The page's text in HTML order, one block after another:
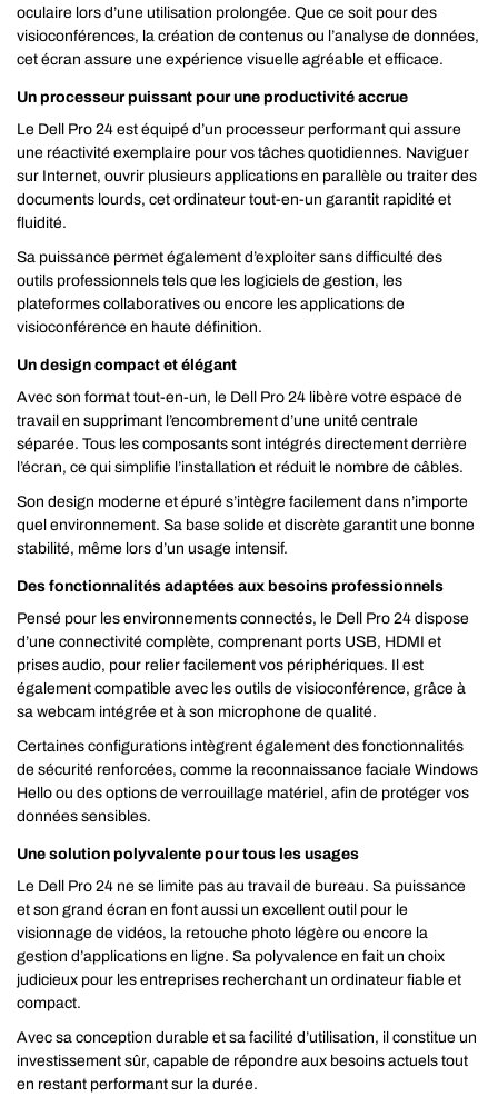
oculaire lors d’une utilisation prolongée. Que ce soit pour des
visioconférences, la création de contenus ou l’analyse de données,
cet écran assure une expérience visuelle agréable et efficace.
Un processeur puissant pour une productivité accrue
Le Dell Pro 24 est équipé d’un processeur performant qui assure
une réactivité exemplaire pour vos tâches quotidiennes. Naviguer
sur Internet, ouvrir plusieurs applications en parallèle ou traiter des
documents lourds, cet ordinateur tout-en-un garantit rapidité et
fluidité.
Sa puissance permet également d’exploiter sans difficulté des
outils professionnels tels que les logiciels de gestion, les
plateformes collaboratives ou encore les applications de
visioconférence en haute définition.
Un design compact et élégant
Avec son format tout-en-un, le Dell Pro 24 libère votre espace de
travail en supprimant l’encombrement d’une unité centrale
séparée. Tous les composants sont intégrés directement derrière
l’écran, ce qui simplifie l’installation et réduit le nombre de câbles.
Son design moderne et épuré s’intègre facilement dans n’importe
quel environnement. Sa base solide et discrète garantit une bonne
stabilité, même lors d’un usage intensif.
Des fonctionnalités adaptées aux besoins professionnels
Pensé pour les environnements connectés, le Dell Pro 24 dispose
d’une connectivité complète, comprenant ports USB, HDMI et
prises audio, pour relier facilement vos périphériques. Il est
également compatible avec les outils de visioconférence, grâce à
sa webcam intégrée et à son microphone de qualité.
Certaines configurations intègrent également des fonctionnalités
de sécurité renforcées, comme la reconnaissance faciale Windows
Hello ou des options de verrouillage matériel, afin de protéger vos
données sensibles.
Une solution polyvalente pour tous les usages
Le Dell Pro 24 ne se limite pas au travail de bureau. Sa puissance
et son grand écran en font aussi un excellent outil pour le
visionnage de vidéos, la retouche photo légère ou encore la
gestion d’applications en ligne. Sa polyvalence en fait un choix
judicieux pour les entreprises recherchant un ordinateur fiable et
compact.
Avec sa conception durable et sa facilité d’utilisation, il constitue un
investissement sûr, capable de répondre aux besoins actuels tout
en restant performant sur la durée.